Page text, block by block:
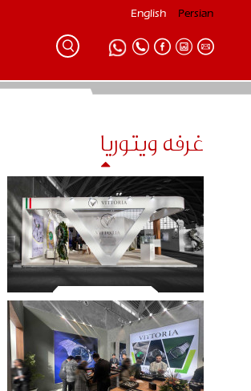
Persian
English
غرفه ویتوریا